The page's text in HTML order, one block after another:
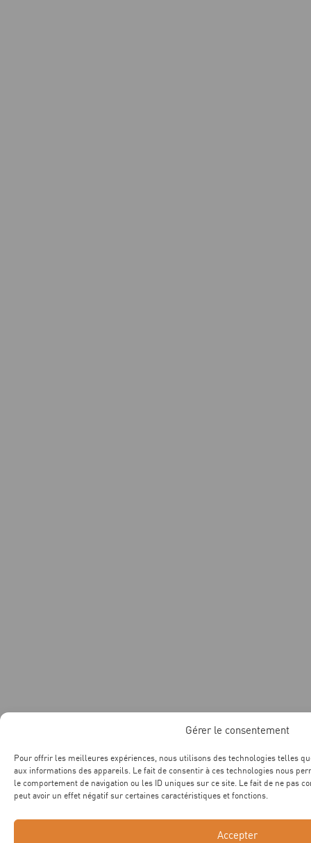
Gérer le consentement
Pour offrir les meilleures expériences, nous utilisons des technologies telles
aux informations des appareils. Le fait de consentir à ces technologies nous
le comportement de navigation ou les ID uniques sur ce site. Le fait de ne pas
peut avoir un effet négatif sur certaines caractéristiques et fonctions.
Accepter